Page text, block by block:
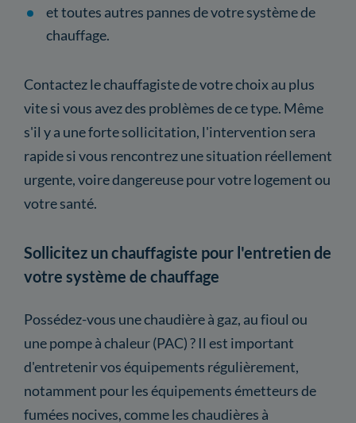
et toutes autres pannes de votre système de
chauffage.
Contactez le chauffagiste de votre choix au plus
vite si vous avez des problèmes de ce type. Même
s'il y a une forte sollicitation, l'intervention sera
rapide si vous rencontrez une situation réellement
urgente, voire dangereuse pour votre logement ou
votre santé.
Sollicitez un chauffagiste pour l'entretien de
votre système de chauffage
Possédez-vous une chaudière à gaz, au fioul ou
une pompe à chaleur (PAC) ? Il est important
d'entretenir vos équipements régulièrement,
notamment pour les équipements émetteurs de
fumées nocives, comme les chaudières à